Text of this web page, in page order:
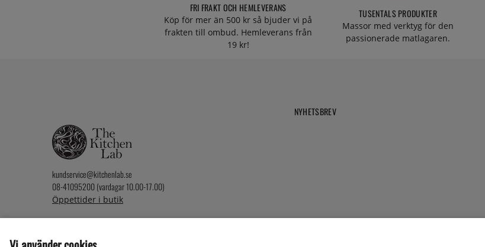
FRI FRAKT OCH HEMLEVERANS
Köp för mer än 500 kr så bjuder vi på
frakten till ombud. Hemleverans från
19 kr!
TUSENTALS PRODUKTER
Massor med verktyg för den
passionerade matlagaren.
kundservice@kitchenlab.se
08-41095200 (vardagar 10.00-17.00)
Öppettider i butik
NYHETSBREV